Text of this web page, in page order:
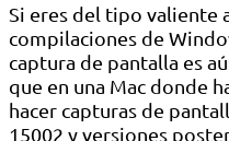
Si eres del tipo valiente
compilaciones de
captura de pantalla es
que en una Mac donde
hacer capturas de
15002 y versiones